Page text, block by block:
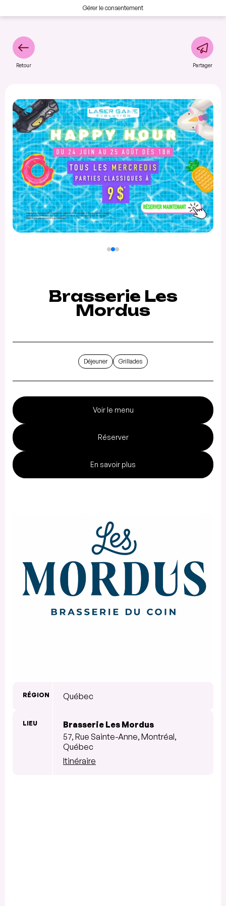
Gérer le consentement
Retour Partager
Brasserie Les
Mordus
Déjeuner Grillades
Voir le menu
Réserver
En savoir plus
RÉGION Québec
LIEU
Brasserie Les Mordus
57, Rue Sainte-Anne, Montréal,
Québec
Itinéraire